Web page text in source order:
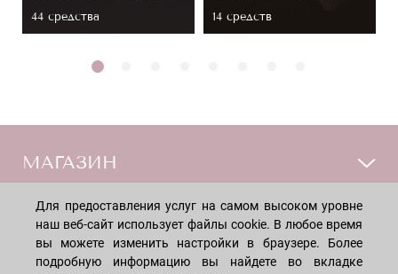
44 средствa 14 средств
МАГАЗИН
Лицо
Тело
ПОКУПАТЕЛЯМ
Способы оплаты
Для предоставления услуг на самом высоком уровне
наш веб-сайт использует файлы cookie. В любое время
вы можете изменить настройки в браузере. Более
подробную информацию вы найдете во вкладке